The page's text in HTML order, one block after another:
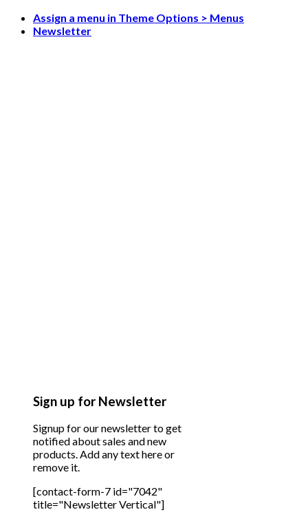
Skip
Assign a menu in Theme Options > Menus
Newsletter
Sign up for Newsletter
Signup for our newsletter to get
notified about sales and new
products. Add any text here or
remove it.
[contact-form-7 id="7042"
title="Newsletter Vertical"]